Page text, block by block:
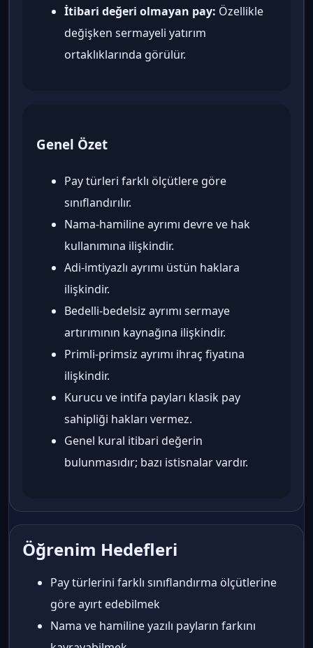
İtibari değeri olmayan pay: Özellikle
değişken sermayeli yatırım
ortaklıklarında görülür.
Genel Özet
Pay türleri farklı ölçütlere göre
sınıflandırılır.
Nama-hamiline ayrımı devre ve hak
kullanımına ilişkindir.
Adi-imtiyazlı ayrımı üstün haklara
ilişkindir.
Bedelli-bedelsiz ayrımı sermaye
artırımının kaynağına ilişkindir.
Primli-primsiz ayrımı ihraç fiyatına
ilişkindir.
Kurucu ve intifa payları klasik pay
sahipliği hakları vermez.
Genel kural itibari değerin
bulunmasıdır; bazı istisnalar vardır.
Öğrenim Hedefleri
Pay türlerini farklı sınıflandırma ölçütlerine
göre ayırt edebilmek
Nama ve hamiline yazılı payların farkını